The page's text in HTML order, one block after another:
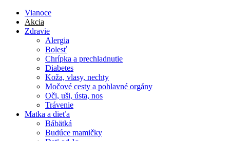
Vianoce
Akcia
Zdravie
Alergia
Bolesť
Chrípka a prechladnutie
Diabetes
Koža, vlasy, nechty
Močové cesty a pohlavné orgány
Oči, uši, ústa, nos
Trávenie
Matka a dieťa
Bábätká
Budúce mamičky